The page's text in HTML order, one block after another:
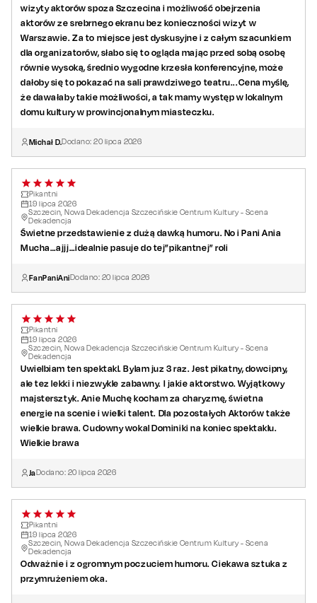
wizyty aktorów spoza Szczecina i możliwość obejrzenia
aktorów ze srebrnego ekranu bez konieczności wizyt w
Warszawie. Za to miejsce jest dyskusyjne i z całym szacunkiem
dla organizatorów, słabo się to ogląda mając przed sobą osobę
równie wysoką, średnio wygodne krzesła konferencyjne, może
dałoby się to pokazać na sali prawdziwego teatru...Cena myślę,
że dawałaby takie możliwości, a tak mamy występ w lokalnym
domu kultury w prowincjonalnym miasteczku.
Michał D.Dodano:20 lipca 2026
Pikantni
19 lipca 2026
Szczecin, Nowa Dekadencja Szczecińskie Centrum Kultury - Scena
Dekadencja
Świetne przedstawienie z dużą dawką humoru. No i Pani Ania
Mucha…ajjj…idealnie pasuje do tej”pikantnej” roli
FanPaniAniDodano: 20lipca 2026
Pikantni
19 lipca 2026
Szczecin, Nowa Dekadencja Szczecińskie Centrum Kultury - Scena
Dekadencja
Uwielbiam ten spektakl. Bylam juz 3 raz. Jest pikatny, dowcipny,
ale tez lekki i niezwykle zabawny. I jakie aktorstwo. Wyjątkowy
majstersztyk. Anie Muchę kocham za charyzmę, świetna
energie na scenie i wielki talent. Dla pozostałych Aktorów także
wielkie brawa. Cudowny wokal Dominiki na koniec spektaklu.
Wielkie brawa
JaDodano: 20lipca 2026
Pikantni
19 lipca 2026
Szczecin, Nowa Dekadencja Szczecińskie Centrum Kultury - Scena
Dekadencja
Odważnie i z ogromnym poczuciem humoru. Ciekawa sztuka z
przymrużeniem oka.